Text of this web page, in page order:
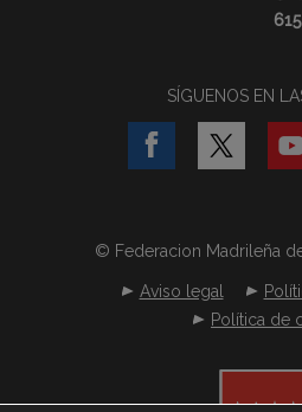
SÍGUENOS EN
© Federacion Madrileña
Aviso legal
Política de